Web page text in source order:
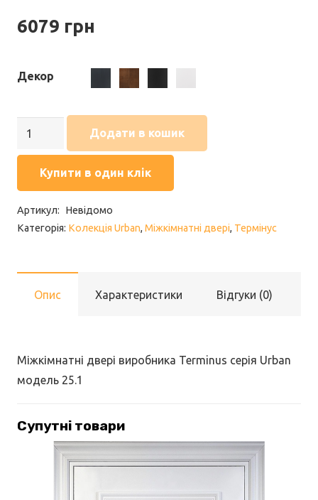
6079 грн
Декор
Антрацит
емаль
Міжкімнатні
Urban
25.1
кількість
Додати в кошик
Купити в один клік
Артикул:
Невідомо
Категорія: Колекція Urban, Міжкімнатні двері, Термінус
Опис Характеристики Відгуки (0)
Міжкімнатні двері виробника Terminus серія Urban
модель 25.1
Супутні товари